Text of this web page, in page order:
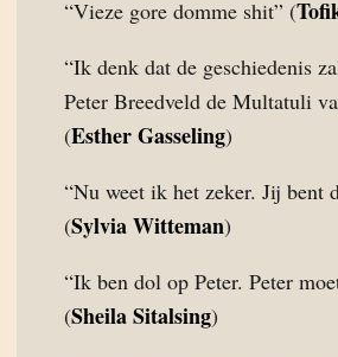
“Vieze gore domme shit” (
“Ik denk dat de geschiedenis
Peter Breedveld de Multatuli
(Esther Gasseling)
“Nu weet ik het zeker. Jij bent
(Sylvia Witteman)
“Ik ben dol op Peter. Peter
(Sheila Sitalsing)